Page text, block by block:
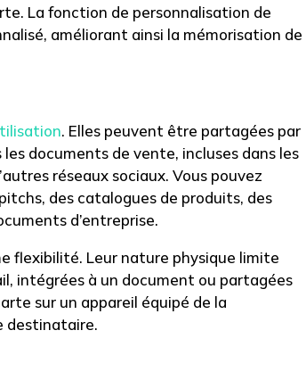
La fonction de personnalisation de
améliorant ainsi la mémorisation de
. Elles peuvent être partagées par
documents de vente, incluses dans les
réseaux sociaux. Vous pouvez
des catalogues de produits, des
d’entreprise.
flexibilité. Leur nature physique limite
intégrées à un document ou partagées
sur un appareil équipé de la
destinataire.